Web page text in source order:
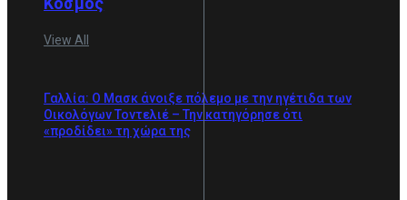
View All
Γαλλία: Ο Μασκ άνοιξε πόλεμο με την ηγέτιδα των
Οικολόγων Τοντελιέ – Την κατηγόρησε ότι
«προδίδει» τη χώρα της